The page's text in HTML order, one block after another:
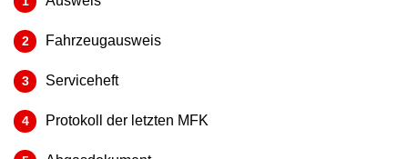
Fahrzeugausweis
Serviceheft
Protokoll der letzten MFK